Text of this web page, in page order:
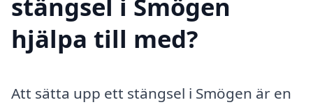
hjälpa till med?
Att sätta upp ett stängsel i Smögen är en